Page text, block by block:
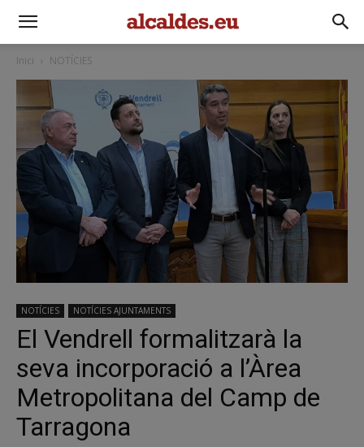
Inici NOTÍCIES
NOTÍCIES NOTÍCIES AJUNTAMENTS
El Vendrell formalitzarà la
seva incorporació a l’Àrea
Metropolitana del Camp de
Tarragona